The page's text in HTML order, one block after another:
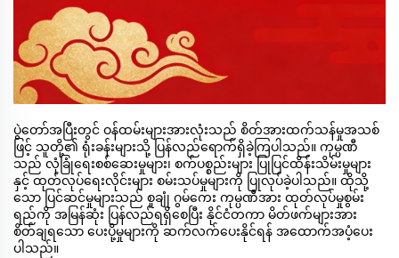
ပွဲတော်အပြီးတွင် ဝန်ထမ်းများအားလုံးသည် စိတ်အားထက်သန်မှုအသစ်
ဖြင့် သူတို့၏ ရုံးခန်းများသို့ ပြန်လည်ရောက်ရှိခဲ့ကြပါသည်။ ကုမ္ပဏီ
သည် လုံခြုံရေးစစ်ဆေးမှုများ၊ စက်ပစ္စည်းများ ပြုပြင်ထိန်းသိမ်းမှုများ
နှင့် ထုတ်လုပ်ရေးလိုင်းများ စမ်းသပ်မှုများကို ပြုလုပ်ခဲ့ပါသည်။ ထိုသို့
သော ပြင်ဆင်မှုများသည် စူချုံ ဂွမ်ကေး ကုမ္ပဏီအား ထုတ်လုပ်မှုစွမ်း
ရည်ကို အမြန်ဆုံး ပြန်လည်ရရှိစေပြီး နိုင်ငံတကာ မိတ်ဖက်များအား
စိတ်ချရသော ပေးပို့မှုများကို ဆက်လက်ပေးနိုင်ရန် အထောက်အပံ့ပေး
ပါသည်။